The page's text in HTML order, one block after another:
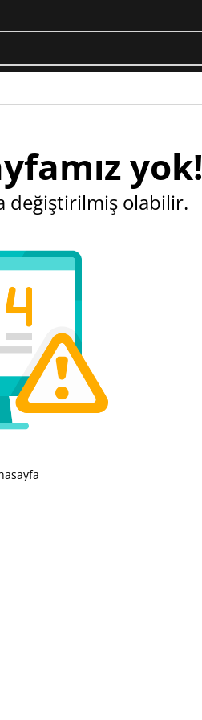
yok!
değiştirilmiş olabilir.